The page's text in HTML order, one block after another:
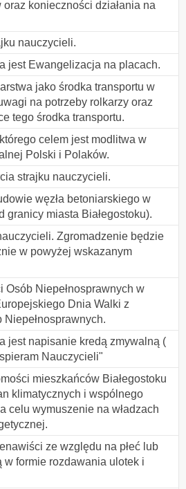
konieczności działania na
nauczycieli.
jest Ewangelizacja na placach.
jako środka transportu w
na potrzeby rolkarzy oraz
tego środka transportu.
celem jest modlitwa w
Polski i Polaków.
strajku nauczycieli.
węzła betoniarskiego w
granicy miasta Białegostoku).
Zgromadzenie będzie
w powyżej wskazanym
Osób Niepełnosprawnych w
Dnia Walki z
jest napisanie kredą zmywalną (
Nauczycieli"
mieszkańców Białegostoku
klimatycznych i wspólnego
celu wymuszenie na władzach
ze względu na płeć lub
w formie rozdawania ulotek i